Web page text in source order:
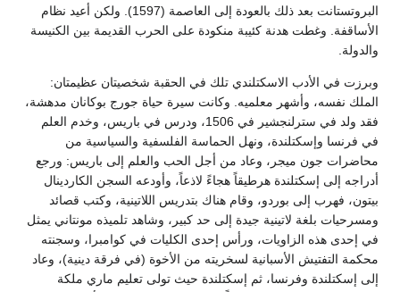
البروتستانت بعد ذلك بالعودة إلى العاصمة (1597). ولكن أعيد نظام
الأساقفة. وغطت هدنة كئيبة منكودة على الحرب القديمة بين الكنيسة
والدولة.
وبرزت في الأدب الاسكتلندي تلك في الحقبة شخصيتان عظيمتان:
الملك نفسه، وأشهر معلميه. وكانت سيرة حياة جورج بوكانان مدهشة،
فقد ولد في سترلنجشير في 1506، ودرس في باريس، وخدم العلم
في فرنسا وإسكتلندة، ونهل الحماسة الفلسفية والسياسية من
محاضرات جون ميجر، وعاد من أجل الحب والعلم إلى باريس: ورجع
أدراجه إلى إسكتلندة هرطيقاً هجاءً لاذعاً، وأودعه السجن الكاردينال
بيتون، فهرب إلى بوردو، وقام هناك بتدريس اللاتينية، وكتب قصائد
ومسرحيات بلغة لاتينية جيدة إلى حد كبير، وشاهد تلميذه مونتاني يمثل
في إحدى هذه الزاويات، ورأس إحدى الكليات في كوامبرا، وسجنته
محكمة التفتيش الأسبانية لسخريته من الأخوة (في فرقة دينية)، وعاد
إلى إسكتلندة وفرنسا، ثم إسكتلندة حيث تولى تعليم ماري ملكة